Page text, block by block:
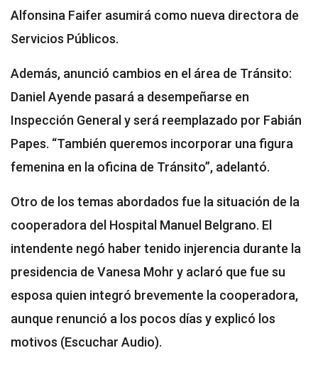
Alfonsina Faifer asumirá como nueva directora de
Servicios Públicos.
Además, anunció cambios en el área de Tránsito:
Daniel Ayende pasará a desempeñarse en
Inspección General y será reemplazado por Fabián
Papes. “También queremos incorporar una figura
femenina en la oficina de Tránsito”, adelantó.
Otro de los temas abordados fue la situación de la
cooperadora del Hospital Manuel Belgrano. El
intendente negó haber tenido injerencia durante la
presidencia de Vanesa Mohr y aclaró que fue su
esposa quien integró brevemente la cooperadora,
aunque renunció a los pocos días y explicó los
motivos (Escuchar Audio).